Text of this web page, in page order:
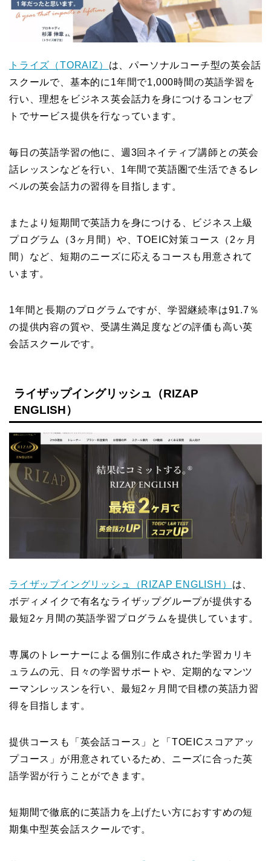
トライズ（TORAIZ） は、パーソナルコーチ型の英会話
スクールで、基本的に1年間で1,000時間の英語学習を
行い、理想をビジネス英会話力を身につけるコンセプ
トでサービス提供を行なっています。
毎日の英語学習の他に、週3回ネイティブ講師との英会
話レッスンなどを行い、1年間で英語圏で生活できるレ
ベルの英会話力の習得を目指します。
またより短期間で英語力を身につける、ビジネス上級
プログラム（3ヶ月間）や、TOEIC対策コース（2ヶ月
間）など、短期のニーズに応えるコースも用意されて
います。
1年間と長期のプログラムですが、学習継続率は91.7％
の提供内容の質や、受講生満足度などの評価も高い英
会話スクールです。
ライザップイングリッシュ（RIZAP
ENGLISH）
ライザップイングリッシュ（RIZAP ENGLISH） は、
ボディメイクで有名なライザップグループが提供する
最短2ヶ月間の英語学習プログラムを提供しています。
専属のトレーナーによる個別に作成された学習カリキ
ュラムの元、日々の学習サポートや、定期的なマンツ
ーマンレッスンを行い、最短2ヶ月間で目標の英語力習
得を目指します。
提供コースも「英会話コース」と「TOEICスコアアッ
プコース」が用意されているため、ニーズに合った英
語学習が行うことができます。
短期間で徹底的に英語力を上げたい方におすすめの短
期集中型英会話スクールです。